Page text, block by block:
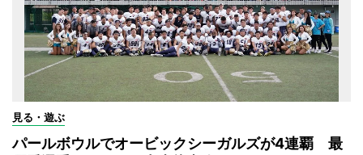
見る・遊ぶ
パールボウルでオービックシーガルズが4連覇 最